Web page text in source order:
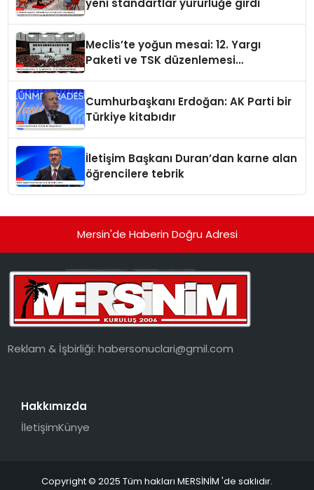
yeni standartlar yürürlüğe girdi
Meclis’te yoğun mesai: 12. Yargı
Paketi ve TSK düzenlemesi
Cumhurbaşkanı Erdoğan: AK Parti bir
Türkiye kitabıdır
İletişim Başkanı Duran’dan karne alan
öğrencilere tebrik
Mersin'de Haberin Doğru Adresi
Reklam & İşbirliği:habersonuclari@gmil.com
Hakkımızda
İletişimKünye
Copyright © 2025 Tüm hakları MERSİNİM 'de saklıdır.